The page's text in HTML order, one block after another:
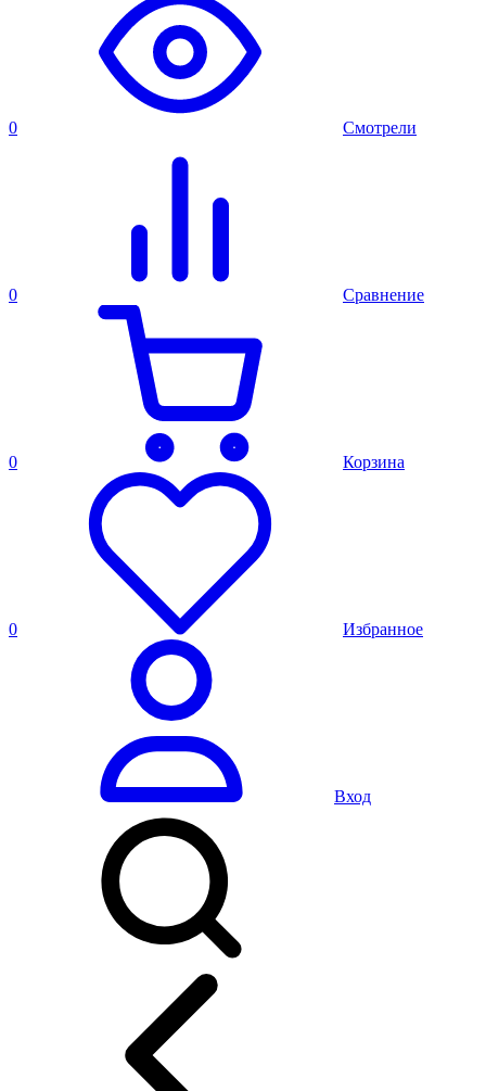
0 Смотрели
0 Сравнение
0 Корзина
0 Избранное
Вход